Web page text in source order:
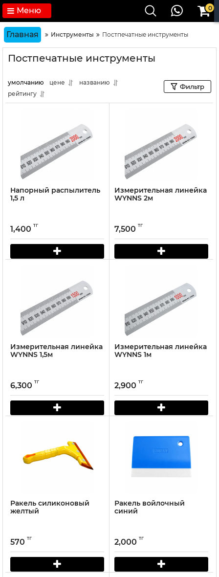
Меню 0
Главная Инструменты Постпечатные инструменты
Постпечатные инструменты
умолчанию цене
названию
рейтингу
Фильтр
Напорный распылитель
1,5 л
1,400 тг
Измерительная линейка
WYNNS 2м
7,500 тг
Измерительная линейка
WYNNS 1,5м
6,300 тг
Измерительная линейка
WYNNS 1м
2,900 тг
Ракель силиконовый
желтый
570 тг
Ракель войлочный
синий
2,000 тг